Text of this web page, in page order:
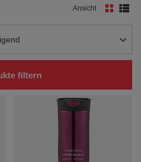
Ansicht
filtern